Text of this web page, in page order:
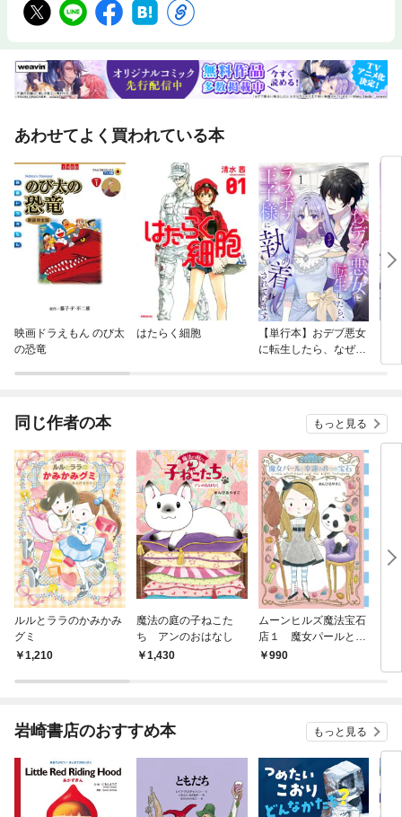
あわせてよく買われている本
映画ドラえもん のび太
の恐竜
はたらく細胞
【単行本】おデブ悪女
に転生したら、なぜか
同じ作者の本 もっと見る
ルルとララのかみかみ
グミ
1,210
魔法の庭の子ねこた
ち アンのおはなし
1,430
ムーンヒルズ魔法宝石
店１ 魔女パールと幸
運の８つの宝石
990
岩崎書店のおすすめ本 もっと見る